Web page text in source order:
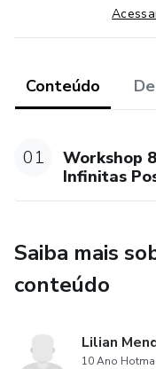
Conteúdo
01
Workshop
Infinitas
Saiba mais
conteúdo
Lilian
10 Ano